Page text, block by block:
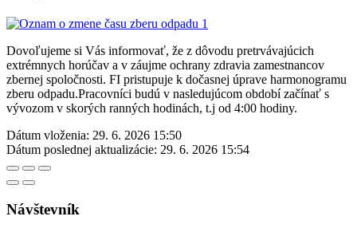
Dovoľujeme si Vás informovať, že z dôvodu pretrvávajúcich
extrémnych horúčav a v záujme ochrany zdravia zamestnancov
zbernej spoločnosti. FI pristupuje k dočasnej úprave harmonogramu
zberu odpadu.Pracovníci budú v nasledujúcom období začínať s
vývozom v skorých ranných hodinách, t.j od 4:00 hodiny.
Dátum vloženia: 29. 6. 2026 15:50
Dátum poslednej aktualizácie: 29. 6. 2026 15:54
Návštevník